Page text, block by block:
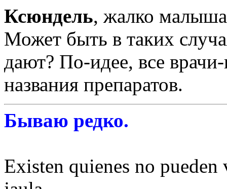
Ксюндель, жалко
Может быть в таких
дают? По-идее, все
названия препаратов.
Бываю редко.
Existen quienes no